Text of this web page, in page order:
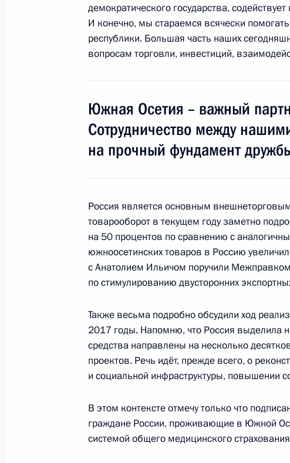
Рабочая встреча с Заместителем
Дмитрием Рогозиным
16 ноября 2017 года, 17:20 Москва, Кремль
Совещание по вопросам развития
«Звезда»
16 ноября 2017 года, 15:50 Москва, Кремль
заместителем Генсека ООН Аминой
16 ноября 2017 года, 14:50
Открытие министерской конференции
16 ноября 2017 года, 14:00 Москва
15 ноября 2017 года, среда
15 ноября 2017 года, 20:55 Москва
демократического государства,
И конечно, мы стараемся всячески
республики. Большая часть наших
вопросам торговли, инвестиций,
Южная Осетия – важный
Сотрудничество между
на прочный фундамент
Россия является основным
товарооборот в текущем году заметно
на 50 процентов по сравнению с
южноосетинских товаров в Россию
с Анатолием Ильичом поручили
по стимулированию двусторонних
Также весьма подробно обсудили ход
2017 годы. Напомню, что Россия выделила
средства направлены на несколько
проектов. Речь идёт, прежде всего, о
и социальной инфраструктуры, повышении
В этом контексте отмечу только что
граждане России, проживающие в Южной
системой общего медицинского